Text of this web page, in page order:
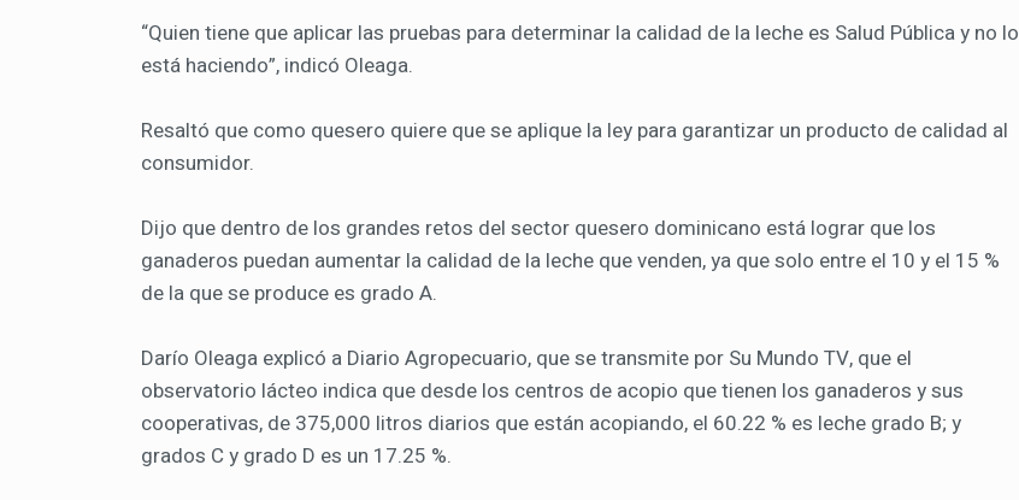
“Quien tiene que aplicar las pruebas para determinar la calidad de la leche es Salud Pública y no lo
está haciendo”, indicó Oleaga.
Resaltó que como quesero quiere que se aplique la ley para garantizar un producto de calidad al
consumidor.
Dijo que dentro de los grandes retos del sector quesero dominicano está lograr que los
ganaderos puedan aumentar la calidad de la leche que venden, ya que solo entre el 10 y el 15 %
de la que se produce es grado A.
Darío Oleaga explicó a Diario Agropecuario, que se transmite por Su Mundo TV, que el
observatorio lácteo indica que desde los centros de acopio que tienen los ganaderos y sus
cooperativas, de 375,000 litros diarios que están acopiando, el 60.22 % es leche grado B; y
grados C y grado D es un 17.25 %.